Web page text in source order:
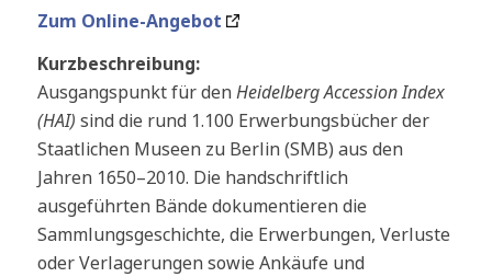
Zum Online-Angebot
Kurzbeschreibung:
Ausgangspunkt für denHeidelberg Accession Index
(HAI) sind die rund 1.100 Erwerbungsbücher der
Staatlichen Museen zu Berlin (SMB) aus den
Jahren 1650–2010. Die handschriftlich
ausgeführten Bände dokumentieren die
Sammlungsgeschichte, die Erwerbungen, Verluste
oder Verlagerungen sowie Ankäufe und